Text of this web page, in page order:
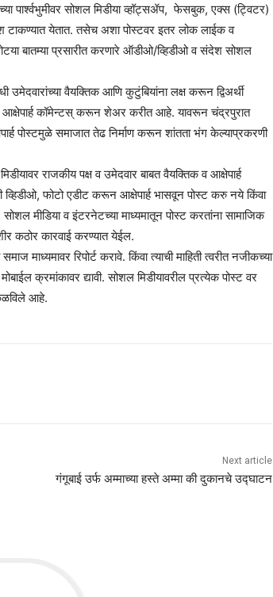
पार्श्वभुमीवर सोशल मिडीया व्हॉट्सॲप, फेसबुक, एक्स (ट्विटर)
टाकण्यात येतात. तसेच अशा पोस्टवर इतर लोक लाईक व
बातम्या प्रसारीत करणारे ऑडीओ/व्हिडीओ व संदेश सोशल
उमेदवारांच्या वैयक्तिक आणि कुटुंबियांना लक्ष करून द्विअर्थी
आक्षेपार्ह कॉमेन्टस् करून शेअर करीत आहे. यावरून चंद्रपुरात
पोस्टमुळे समाजात तेढ निर्माण करून शांतता भंग केल्याप्रकरणी
राजकीय पक्ष व उमेदवार बाबत वैयक्तिक व आक्षेपार्ह
व्हिडीओ, फोटो एडीट करून आक्षेपार्ह भासवून पोस्ट करु नये किंवा
मीडिया व इंटरनेटच्या माध्यमातून पोस्ट करतांना सामाजिक
कठोर कारवाई करण्यात येईल.
माध्यमावर रिपोर्ट करावे. किंवा त्याची माहिती त्वरीत नजीकच्या
क्रमांकावर द्यावी. सोशल मिडीयावरील प्रत्येक पोस्ट वर
आहे.
Next article
गंगूबाई उर्फ अम्माच्या हस्ते अम्मा की दुकानचे उद्घाटन